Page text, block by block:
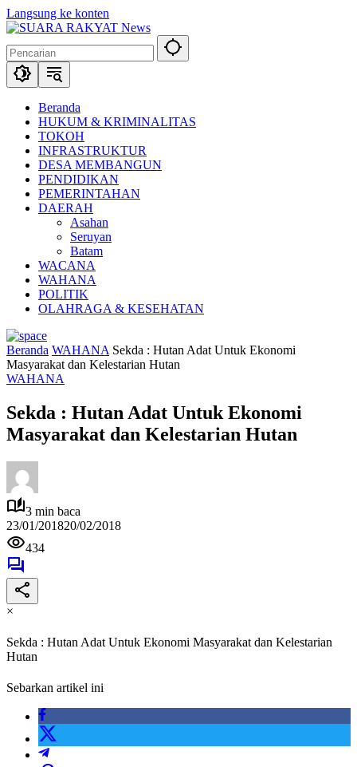
Langsung ke konten
Beranda
HUKUM & KRIMINALITAS
TOKOH
INFRASTRUKTUR
DESA MEMBANGUN
PENDIDIKAN
PEMERINTAHAN
DAERAH
Asahan
Seruyan
Batam
WACANA
WAHANA
POLITIK
OLAHRAGA & KESEHATAN
Beranda WAHANA Sekda : Hutan Adat Untuk Ekonomi
Masyarakat dan Kelestarian Hutan
WAHANA
Sekda : Hutan Adat Untuk Ekonomi
Masyarakat dan Kelestarian Hutan
3 min baca
23/01/201820/02/2018
434
×
Sekda : Hutan Adat Untuk Ekonomi Masyarakat dan Kelestarian
Hutan
Sebarkan artikel ini